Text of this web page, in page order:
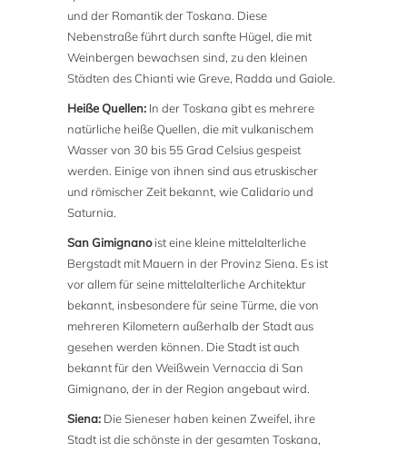
und der Romantik der Toskana. Diese
Nebenstraße führt durch sanfte Hügel, die mit
Weinbergen bewachsen sind, zu den kleinen
Städten des Chianti wie Greve, Radda und Gaiole.
Heiße Quellen: In der Toskana gibt es mehrere
natürliche heiße Quellen, die mit vulkanischem
Wasser von 30 bis 55 Grad Celsius gespeist
werden. Einige von ihnen sind aus etruskischer
und römischer Zeit bekannt, wie Calidario und
Saturnia.
San Gimignanoist eine kleine mittelalterliche
Bergstadt mit Mauern in der Provinz Siena. Es ist
vor allem für seine mittelalterliche Architektur
bekannt, insbesondere für seine Türme, die von
mehreren Kilometern außerhalb der Stadt aus
gesehen werden können. Die Stadt ist auch
bekannt für den Weißwein Vernaccia di San
Gimignano, der in der Region angebaut wird.
Siena: Die Sieneser haben keinen Zweifel, ihre
Stadt ist die schönste in der gesamten Toskana,